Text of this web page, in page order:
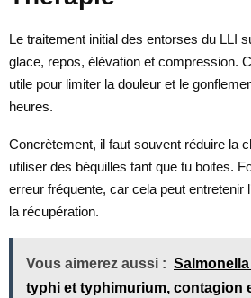
Le traitement initial des entorses du LLI
glace, repos, élévation et compression.
utile pour limiter la douleur et le
heures.
Concrètement, il faut souvent réduire la
utiliser des béquilles tant que tu boites.
erreur fréquente, car cela peut entretenir
la récupération.
Vous aimerez aussi :
typhi et typhimurium, contagion